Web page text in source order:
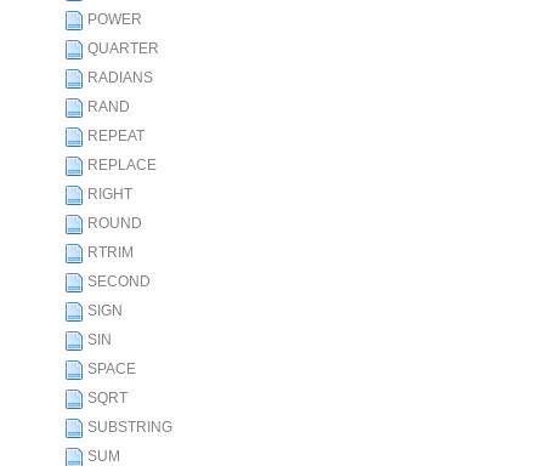
POWER
QUARTER
RADIANS
RAND
REPEAT
REPLACE
RIGHT
ROUND
RTRIM
SECOND
SIGN
SIN
SPACE
SQRT
SUBSTRING
SUM